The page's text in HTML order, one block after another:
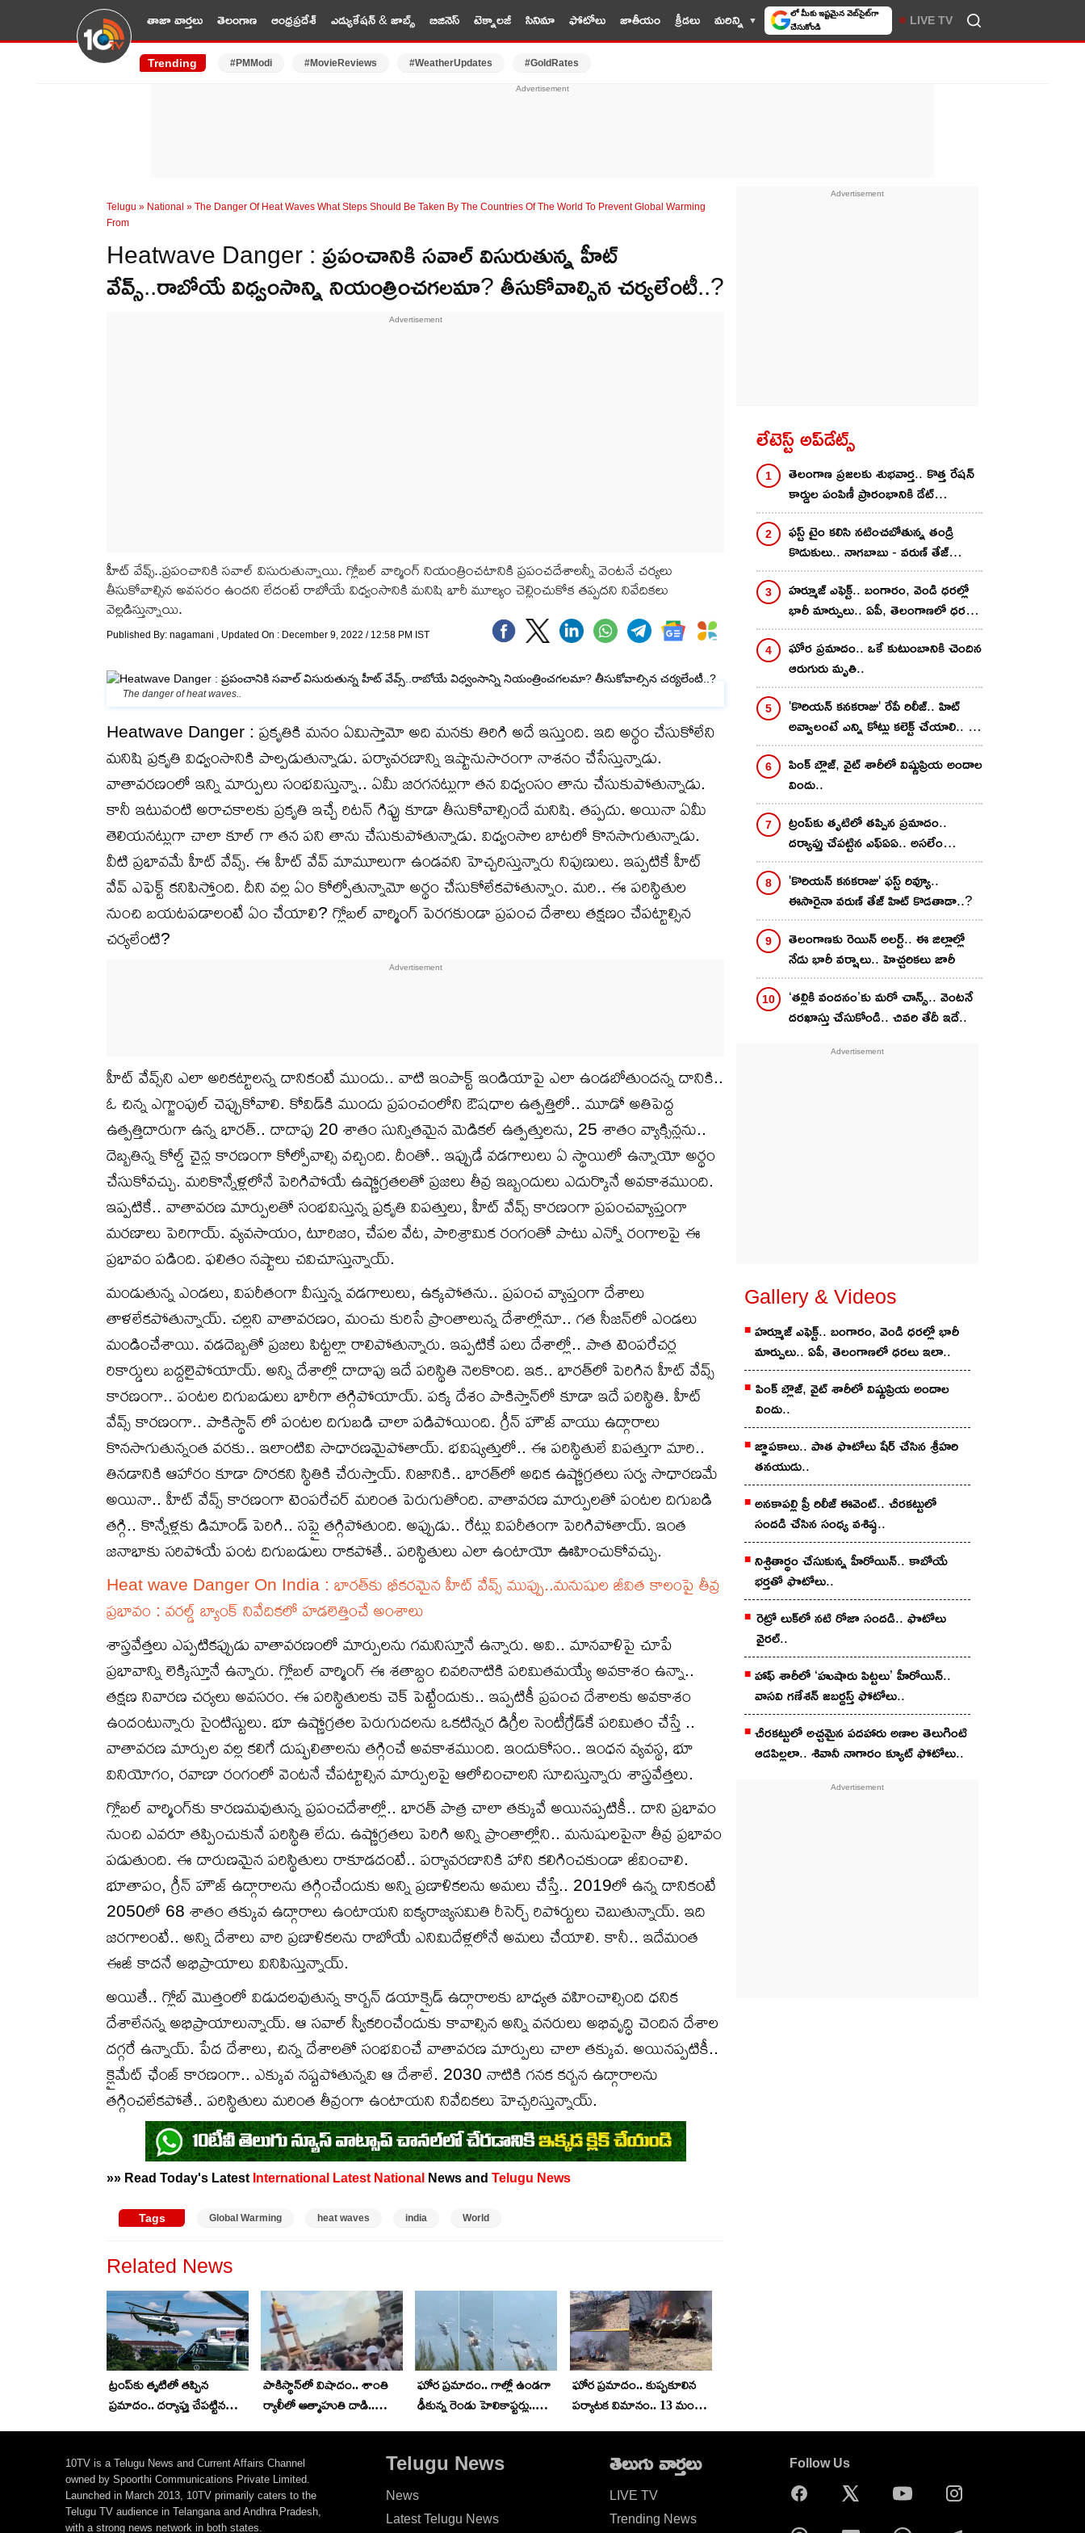
తాజా వార్తలు తెలంగాణ ఆంధ్రప్రదేశ్ ఎడ్యుకేషన్ & జాబ్స్ బిజినెస్ టెక్నాలజీ సినిమా ఫోటోలు జాతీయం క్రీడలు మరిన్ని 10TV సెలెక్ట్ చేసుకోండి LIVE TV
Trending #PMModi #MovieReviews #WeatherUpdates #GoldRates
Telugu » National » The Danger Of Heat Waves What Steps Should Be Taken By The Countries Of The World To Prevent Global Warming
From
Heatwave Danger : ప్రపంచానికి సవాల్ విసురుతున్న హీట్
వేవ్స్..రాబోయే విధ్వంసాన్ని నియంత్రించగలమా? తీసుకోవాల్సిన చర్యలేంటీ..?
హీట్ వేవ్స్..ప్రపంచానికి సవాల్ విసురుతున్నాయి. గ్లోబల్ వార్మింగ్ నియంత్రించటానికి ప్రపంచదేశాలన్నీ వెంటనే చర్యలు
తీసుకోవాల్సిన అవసరం ఉందని లేదంటే రాబోయే విధ్వంసానికి మనిషి భారీ మూల్యం చెల్లించుకోక తప్పదని నివేదికలు
వెల్లడిస్తున్నాయి.
Published By: nagamani , Updated On : December 9, 2022 / 12:58 PM IST
The danger of heat waves..
Heatwave Danger : ప్రకృతికి మనం ఏమిస్తామో అది మనకు తిరిగి అదే ఇస్తుంది. ఇది అర్థం చేసుకోలేని
మనిషి ప్రకృతి విధ్వంసానికి పాల్పడుతున్నాడు. పర్యావరణాన్ని ఇష్టానుసారంగా నాశనం చేసేస్తున్నాడు.
వాతావరణంలో ఇన్ని మార్పులు సంభవిస్తున్నా.. ఏమీ జరగనట్లుగా తన విధ్వంసం తాను చేసుకుపోతున్నాడు.
కానీ ఇటువంటి అరాచకాలకు ప్రకృతి ఇచ్చే రిటన్ గిఫ్టు కూడా తీసుకోవాల్సిందే మనిషి. తప్పదు. అయినా ఏమీ
తెలియనట్లుగా చాలా కూల్ గా తన పని తాను చేసుకుపోతున్నాడు. విధ్వంసాల బాటలో కొనసాగుతున్నాడు.
వీటి ప్రభావమే హీట్ వేవ్స్. ఈ హీట్ వేవ్ మామూలుగా ఉండవని హెచ్చరిస్తున్నారు నిపుణులు. ఇప్పటికే హీట్
వేవ్ ఎఫెక్ట్ కనిపిస్తోంది. దీని వల్ల ఏం కోల్పోతున్నామో అర్థం చేసుకోలేకపోతున్నాం. మరి.. ఈ పరిస్థితుల
నుంచి బయటపడాలంటే ఏం చేయాలి? గ్లోబల్ వార్మింగ్ పెరగకుండా ప్రపంచ దేశాలు తక్షణం చేపట్టాల్సిన
చర్యలేంటి?
హీట్ వేవ్స్‌ని ఎలా అరికట్టాలన్న దానికంటే ముందు.. వాటి ఇంపాక్ట్ ఇండియాపై ఎలా ఉండబోతుందన్న దానికి..
ఓ చిన్న ఎగ్జాంపుల్ చెప్పుకోవాలి. కోవిడ్‌కి ముందు ప్రపంచంలోని ఔషధాల ఉత్పత్తిలో.. మూడో అతిపెద్ద
ఉత్పత్తిదారుగా ఉన్న భారత్.. దాదాపు 20 శాతం సున్నితమైన మెడికల్ ఉత్పత్తులను, 25 శాతం వ్యాక్సిన్లను..
దెబ్బతిన్న కోల్డ్ చైన్ల కారణంగా కోల్పోవాల్సి వచ్చింది. దీంతో.. ఇప్పుడే వడగాలులు ఏ స్థాయిలో ఉన్నాయో అర్థం
చేసుకోవచ్చు. మరికొన్నేళ్లలోనే పెరిగిపోయే ఉష్ణోగ్రతలతో ప్రజలు తీవ్ర ఇబ్బందులు ఎదుర్కొనే అవకాశముంది.
ఇప్పటికే.. వాతావరణ మార్పులతో సంభవిస్తున్న ప్రకృతి విపత్తులు, హీట్ వేవ్స్ కారణంగా ప్రపంచవ్యాప్తంగా
మరణాలు పెరిగాయ్. వ్యవసాయం, టూరిజం, చేపల వేట, పారిశ్రామిక రంగంతో పాటు ఎన్నో రంగాలపై ఈ
ప్రభావం పడింది. ఫలితం నష్టాలు చవిచూస్తున్నాయ్.
మండుతున్న ఎండలు, విపరీతంగా వీస్తున్న వడగాలులు, ఉక్కపోతను.. ప్రపంచ వ్యాప్తంగా దేశాలు
తాళలేకపోతున్నాయ్. చల్లని వాతావరణం, మంచు కురిసే ప్రాంతాలున్న దేశాల్లోనూ.. గత సీజన్‌లో ఎండలు
మండించేశాయి. వడదెబ్బతో ప్రజలు పిట్టల్లా రాలిపోతున్నారు. ఇప్పటికే పలు దేశాల్లో.. పాత టెంపరేచర్ల
రికార్డులు బద్దలైపోయాయ్. అన్ని దేశాల్లో దాదాపు ఇదే పరిస్థితి నెలకొంది. ఇక.. భారత్‌లో పెరిగిన హీట్ వేవ్స్
కారణంగా.. పంటల దిగుబడులు భారీగా తగ్గిపోయాయ్. పక్క దేశం పాకిస్తాన్‌లో కూడా ఇదే పరిస్థితి. హీట్
వేవ్స్ కారణంగా.. పాకిస్థాన్ లో పంటల దిగుబడి చాలా పడిపోయింది. గ్రీన్ హౌజ్ వాయు ఉద్గారాలు
కొనసాగుతున్నంత వరకు.. ఇలాంటివి సాధారణమైపోతాయ్. భవిష్యత్తులో.. ఈ పరిస్థితులే విపత్తుగా మారి..
తినడానికి ఆహారం కూడా దొరకని స్థితికి చేరుస్తాయ్. నిజానికి.. భారత్‌లో అధిక ఉష్ణోగ్రతలు సర్వ సాధారణమే
అయినా.. హీట్ వేవ్స్ కారణంగా టెంపరేచర్ మరింత పెరుగుతోంది. వాతావరణ మార్పులతో పంటల దిగుబడి
తగ్గి.. కొన్నేళ్లకు డిమాండ్ పెరిగి.. సప్లై తగ్గిపోతుంది. అప్పుడు.. రేట్లు విపరీతంగా పెరిగిపోతాయ్. ఇంత
జనాభాకు సరిపోయే పంట దిగుబడులు రాకపోతే.. పరిస్థితులు ఎలా ఉంటాయో ఊహించుకోవచ్చు.
Heat wave Danger On India : భారత్‌కు భీకరమైన హీట్ వేవ్స్ ముప్పు..మనుషుల జీవిత కాలంపై తీవ్ర
ప్రభావం : వరల్డ్ బ్యాంక్ నివేదికలో హడలెత్తించే అంశాలు
శాస్త్రవేత్తలు ఎప్పటికప్పుడు వాతావరణంలో మార్పులను గమనిస్తూనే ఉన్నారు. అవి.. మానవాళిపై చూపే
ప్రభావాన్ని లెక్కిస్తూనే ఉన్నారు. గ్లోబల్ వార్మింగ్ ఈ శతాబ్దం చివరినాటికి పరిమితమయ్యే అవకాశం ఉన్నా..
తక్షణ నివారణ చర్యలు అవసరం. ఈ పరిస్థితులకు చెక్ పెట్టేందుకు.. ఇప్పటికీ ప్రపంచ దేశాలకు అవకాశం
ఉందంటున్నారు సైంటిస్టులు. భూ ఉష్ణోగ్రతల పెరుగుదలను ఒకటిన్నర డిగ్రీల సెంటీగ్రేడ్‌కే పరిమితం చేస్తే ..
వాతావరణ మార్పుల వల్ల కలిగే దుష్ఫలితాలను తగ్గించే అవకాశముంది. ఇందుకోసం.. ఇంధన వ్యవస్థ, భూ
వినియోగం, రవాణా రంగంలో వెంటనే చేపట్టాల్సిన మార్పులపై ఆలోచించాలని సూచిస్తున్నారు శాస్త్రవేత్తలు.
గ్లోబల్ వార్మింగ్‌కు కారణమవుతున్న ప్రపంచదేశాల్లో.. భారత్ పాత్ర చాలా తక్కువే అయినప్పటికీ.. దాని ప్రభావం
నుంచి ఎవరూ తప్పించుకునే పరిస్థితి లేదు. ఉష్ణోగ్రతలు పెరిగి అన్ని ప్రాంతాల్లోని.. మనుషులపైనా తీవ్ర ప్రభావం
పడుతుంది. ఈ దారుణమైన పరిస్థితులు రాకూడదంటే.. పర్యావరణానికి హాని కలిగించకుండా జీవించాలి.
భూతాపం, గ్రీన్ హౌజ్ ఉద్గారాలను తగ్గించేందుకు అన్ని ప్రణాళికలను అమలు చేస్తే.. 2019లో ఉన్న దానికంటే
2050లో 68 శాతం తక్కువ ఉద్గారాలు ఉంటాయని ఐక్యరాజ్యసమితి రీసెర్చ్ రిపోర్టులు చెబుతున్నాయ్. ఇది
జరగాలంటే.. అన్ని దేశాలు వారి ప్రణాళికలను రాబోయే ఎనిమిదేళ్లలోనే అమలు చేయాలి. కానీ.. ఇదేమంత
ఈజీ కాదనే అభిప్రాయాలు వినిపిస్తున్నాయ్.
అయితే.. గ్లోబ్ మొత్తంలో విడుదలవుతున్న కార్బన్ డయాక్సైడ్ ఉద్గారాలకు బాధ్యత వహించాల్సింది ధనిక
దేశాలేనన్న అభిప్రాయాలున్నాయ్. ఆ సవాల్ స్వీకరించేందుకు కావాల్సిన అన్ని వనరులు అభివృద్ధి చెందిన దేశాల
దగ్గరే ఉన్నాయ్. పేద దేశాలు, చిన్న దేశాలతో సంభవించే వాతావరణ మార్పులు చాలా తక్కువ. అయినప్పటికీ..
క్లైమేట్ ఛేంజ్ కారణంగా.. ఎక్కువ నష్టపోతున్నవి ఆ దేశాలే. 2030 నాటికి గనక కర్బన ఉద్గారాలను
తగ్గించలేకపోతే.. పరిస్థితులు మరింత తీవ్రంగా ఉంటాయని నివేదికలు హెచ్చరిస్తున్నాయ్.
»» Read Today's Latest International Latest National News and Telugu News
Tags Global Warming heat waves india World
Related News
ట్రంప్‌కు తృటిలో తప్పిన
ప్రమాదం.. దర్యాప్తు చేపట్టిన
పాకిస్థాన్‌లో విషాదం.. శాంతి
ర్యాలీలో ఆత్మాహుతి దాడి..
ఘోర ప్రమాదం.. గాల్లో ఉండగా
ఢీకున్న రెండు హెలికాప్టర్లు..
ఘోర ప్రమాదం.. కుప్పకూలిన
పర్యాటక విమానం.. 13 మంది
లేటెస్ట్ అప్‌డేట్స్
తెలంగాణ ప్రజలకు శుభవార్త.. కొత్త రేషన్
కార్డుల పంపిణీ ప్రారంభానికి డేట్
వచ్చేసింది.. ఆ రోజు నుంచే..
ఫస్ట్ టైం కలిసి నటించబోతున్న తండ్రి
కొడుకులు.. నాగబాబు - వరుణ్ తేజ్
కాంబో రెడీ.. నిహారిక నిర్మాత..
హర్మూజ్ ఎఫెక్ట్.. బంగారం, వెండి ధరల్లో
భారీ మార్పులు.. ఏపీ, తెలంగాణలో ధరలు
ఇలా..
ఘోర ప్రమాదం.. ఒకే కుటుంబానికి చెందిన
ఆరుగురు మృతి..
'కొరియన్ కనకరాజు' రేపే రిలీజ్.. హిట్
అవ్వాలంటే ఎన్ని కోట్లు కలెక్ట్ చేయాలి.. ప్రీ
రిలీజ్ బిజినెస్ ఎంత..
పింక్ బ్లౌజ్, వైట్ శారీలో విష్ణుప్రియ అందాల
విందు..
ట్రంప్‌కు తృటిలో తప్పిన ప్రమాదం..
దర్యాప్తు చేపట్టిన ఎఫ్ఏఏ.. అసలేం
జరిగిందంటే?
'కొరియన్‌ కనకరాజు' ఫస్ట్ రివ్యూ..
ఈసారైనా వరుణ్ తేజ్ హిట్ కొడతాడా..?
తెలంగాణకు రెయిన్ అలర్ట్.. ఈ జిల్లాల్లో
నేడు భారీ వర్షాలు.. హెచ్చరికలు జారీ
‘తల్లికి వందనం’కు మరో చాన్స్.. వెంటనే
దరఖాస్తు చేసుకోండి.. చివరి తేదీ ఇదే..
Gallery & Videos
హర్మూజ్ ఎఫెక్ట్.. బంగారం, వెండి ధరల్లో భారీ
మార్పులు.. ఏపీ, తెలంగాణలో ధరలు ఇలా..
పింక్ బ్లౌజ్, వైట్ శారీలో విష్ణుప్రియ అందాల
విందు..
జ్ఞాపకాలు.. పాత ఫొటోలు షేర్ చేసిన శ్రీహరి
తనయుడు..
అనకాపల్లి ప్రీ రిలీజ్ ఈవెంట్.. చీరకట్టులో
సందడి చేసిన సంధ్య వశిష్ఠ..
నిశ్చితార్థం చేసుకున్న హీరోయిన్.. కాబోయే
భర్తతో ఫొటోలు..
రెట్రో లుక్‌లో నటి రోజా సందడి.. ఫొటోలు
వైరల్..
హాఫ్ శారీలో ‘హుషారు పిట్టలు’ హీరోయిన్..
వాసవి గణేశన్ జబర్దస్త్ ఫోటోలు..
చీర‌క‌ట్టులో అచ్చ‌మైన ప‌ద‌హారు అణాల తెలుగింటి
ఆడ‌పిల్లలా.. శివానీ నాగారం క్యూట్ ఫోటోలు..
10TV is a Telugu News and Current Affairs Channel
owned by Spoorthi Communications Private Limited.
Launched in March 2013, 10TV primarily caters to the
Telugu TV audience in Telangana and Andhra Pradesh,
with a strong news network in both states.
Telugu News
News
Latest Telugu News
తెలుగు వార్తలు
LIVE TV
Trending News
Follow Us